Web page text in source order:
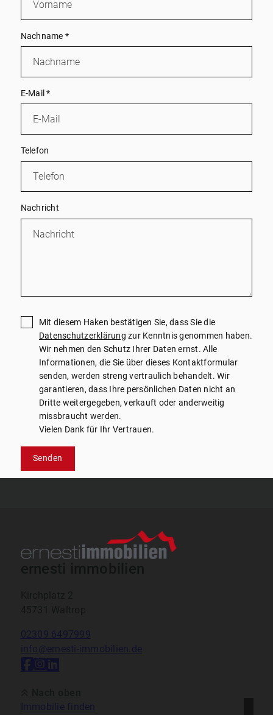
Nachname *
E-Mail*
Telefon
Nachricht
Mit diesem Haken bestätigen Sie, dass Sie die
Datenschutzerklärung zur Kenntnis genommen haben.
Wir nehmen den Schutz Ihrer Daten ernst. Alle
Informationen, die Sie über dieses Kontaktformular
senden, werden streng vertraulich behandelt. Wir
garantieren, dass Ihre persönlichen Daten nicht an
Dritte weitergegeben, verkauft oder anderweitig
missbraucht werden.
Vielen Dank für Ihr Vertrauen.
Senden